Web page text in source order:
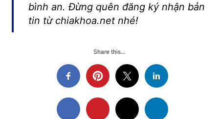
bình an. Đừng quên đăng ký nhận bản
tin từ chiakhoa.net nhé!
Share this...